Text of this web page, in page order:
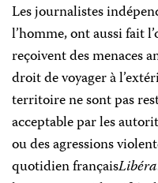
Les journalistes
l’homme, ont aussi fait
reçoivent des menaces
droit de voyager à
territoire ne sont pas
acceptable par les
ou des agressions
quotidien français